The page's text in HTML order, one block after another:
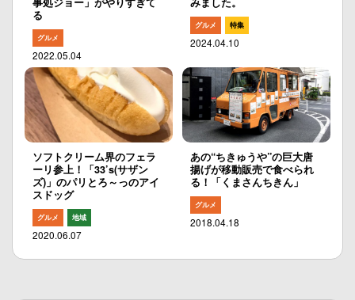
る
グルメ
2022.05.04
グルメ 特集
2024.04.10
ソフトクリーム界のフェラ
ーリ参上！「33’s(サザン
ズ)」のパリとろ～っのアイ
スドッグ
グルメ 地域
2020.06.07
あの“ちきゅうや”の巨大唐
揚げが移動販売で食べられ
る！「くまさんちきん」
グルメ
2018.04.18